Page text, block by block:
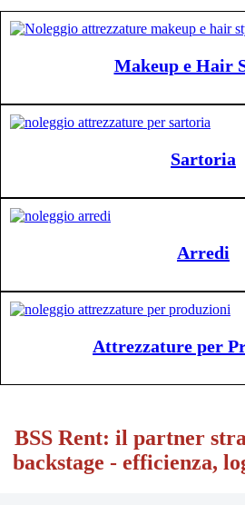
Makeup e Hair
Sartoria
Arredi
Attrezzature per
BSS Rent: il partner
backstage - efficienza,